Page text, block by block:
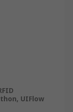
UIFlow